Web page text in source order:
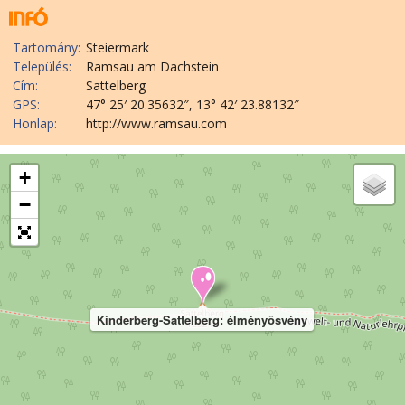
Tartomány: Steiermark
Település:
Ramsau am Dachstein
Cím:
Sattelberg
GPS:
47° 25′ 20.35632″, 13° 42′ 23.88132″
Honlap:
http://www.ramsau.com
Kinderberg-Sattelberg: élményösvény
+
−